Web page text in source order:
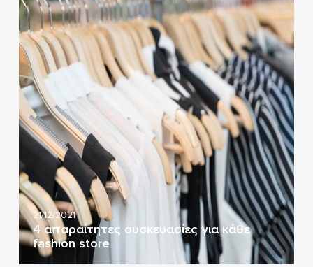
21/12/2021
4 απαραίτητες συσκευασίες για κάθε
fashion store